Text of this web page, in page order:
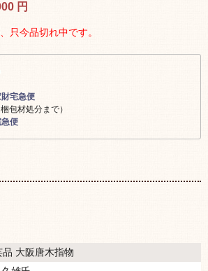
円
只今品切れ中です。
宅急便
包材処分まで）
便
大阪唐木指物